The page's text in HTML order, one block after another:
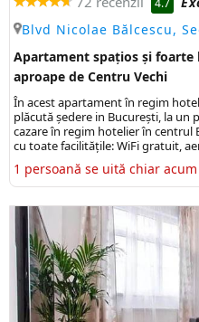
4.7
Blvd Nicolae Bălcescu,
Apartament spațios și
aproape de Centru Vechi
În acest apartament în regim
plăcută ședere in București, la
cazare în regim hotelier în centrul
cu toate facilitățile: WiFi gratuit,
1 persoană se uită chiar acum